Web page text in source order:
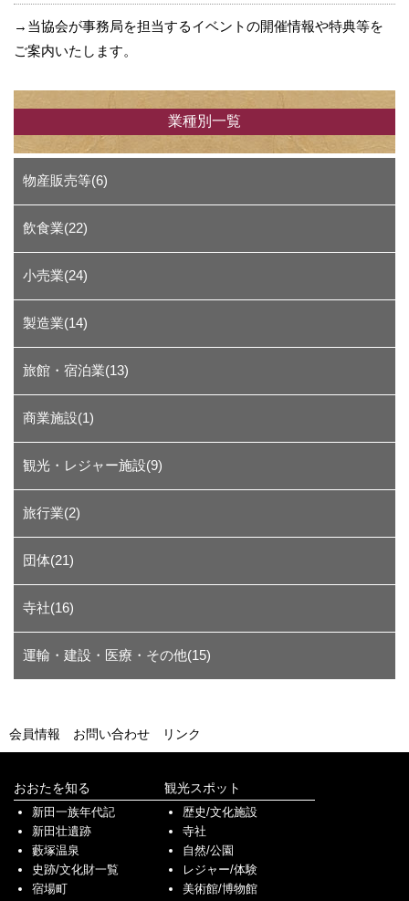
→当協会が事務局を担当するイベントの開催情報や特典等を
ご案内いたします。
業種別一覧
物産販売等(6)
飲食業(22)
小売業(24)
製造業(14)
旅館・宿泊業(13)
商業施設(1)
観光・レジャー施設(9)
旅行業(2)
団体(21)
寺社(16)
運輸・建設・医療・その他(15)
会員情報 お問い合わせ リンク
おおたを知る
新田一族年代記
新田壮遺跡
藪塚温泉
史跡/文化財一覧
宿場町
観光スポット
歴史/文化施設
寺社
自然/公園
レジャー/体験
美術館/博物館